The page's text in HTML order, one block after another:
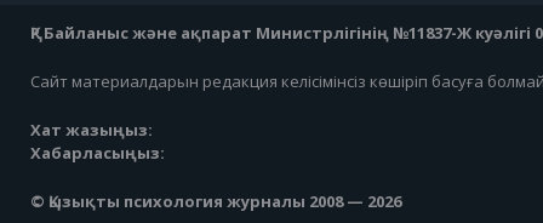
ҚР Байланыс және ақпарат Министрлігінің №11837-Ж куәлігі
Сайт материалдарын редакция келісімінсіз көшіріп басуға
Хат жазыңыз:
Хабарласыңыз:
© Қызықты психология журналы 2008 — 2026